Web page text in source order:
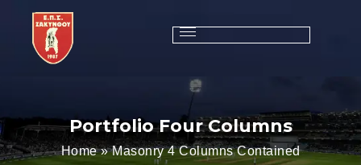
Portfolio Four Columns
Home » Masonry 4 Columns Contained